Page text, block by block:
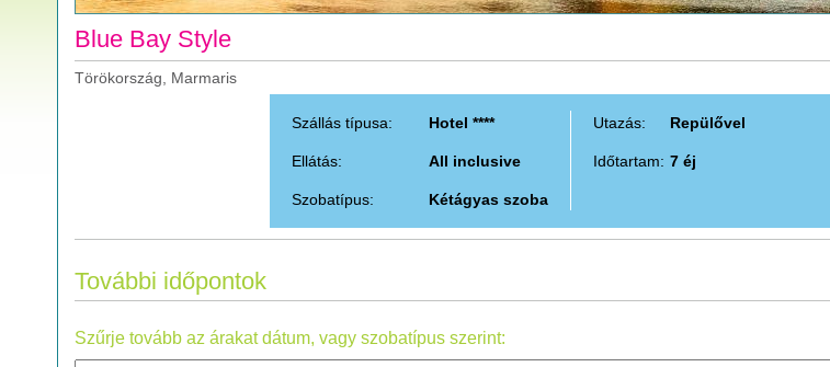
Blue Bay Style
Törökország, Marmaris
Szállás típusa: Hotel ****
Ellátás: All inclusive
Szobatípus: Kétágyas szoba
Utazás: Repülővel
Időtartam: 7 éj
További időpontok
Szűrje tovább az árakat dátum, vagy szobatípus szerint: